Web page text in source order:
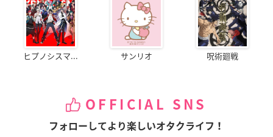
ヒプノシスマ... サンリオ 呪術廻戦
OFFICIAL SNS
フォローしてより楽しいオタクライフ！